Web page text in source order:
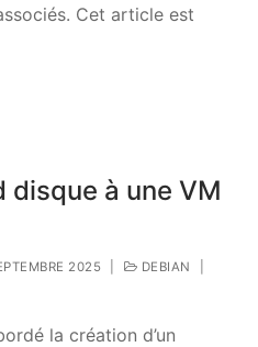
Cet article est
disque à une VM
2025 DEBIAN
la création d’un